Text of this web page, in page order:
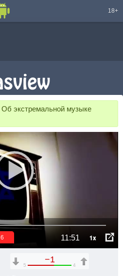
18+
Об экстремальной музыке
11:51 1x
6
−1
5 4